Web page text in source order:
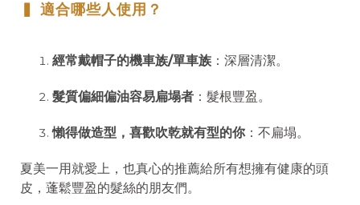
▍ 適合哪些人使用？
經常戴帽子的機車族/單車族 ：深層清潔。
髮質偏細偏油容易扁塌者 ：髮根豐盈。
懶得做造型，喜歡吹乾就有型的你：不扁塌。
夏美一用就愛上，也真心的推薦給所有想擁有健康的頭
皮，蓬鬆豐盈的髮絲的朋友們。